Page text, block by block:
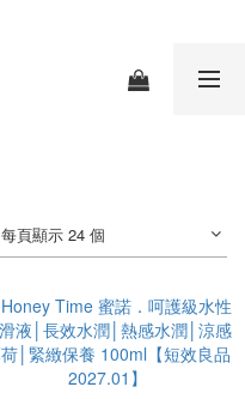
每頁顯示 24 個